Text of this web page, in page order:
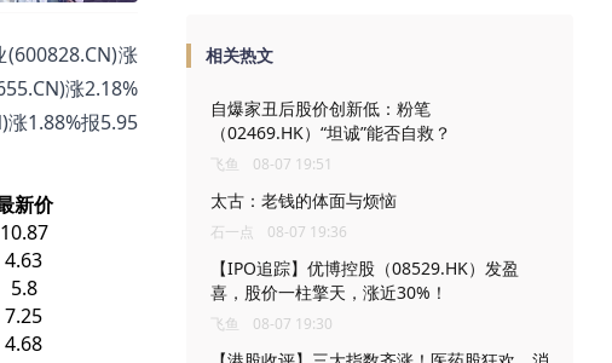
涨
涨2.18%
涨1.88%报5.95
新价
10.87
4.63
5.8
7.25
4.68
相关热文
自爆家丑后股价创新低：粉笔
（02469.HK）“坦诚”能否自救？
飞鱼 08-07 19:51
太古：老钱的体面与烦恼
石一点 08-07 19:36
【IPO追踪】优博控股（08529.HK）发盈
喜，股价一柱擎天，涨近30%！
飞鱼 08-07 19:30